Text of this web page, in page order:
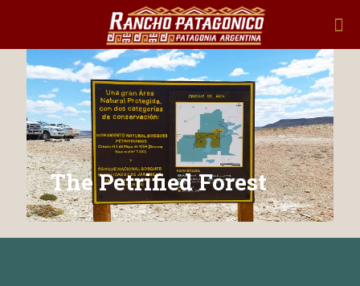
The Petrified Forest